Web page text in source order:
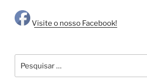
Visite o nosso Facebook!
por: